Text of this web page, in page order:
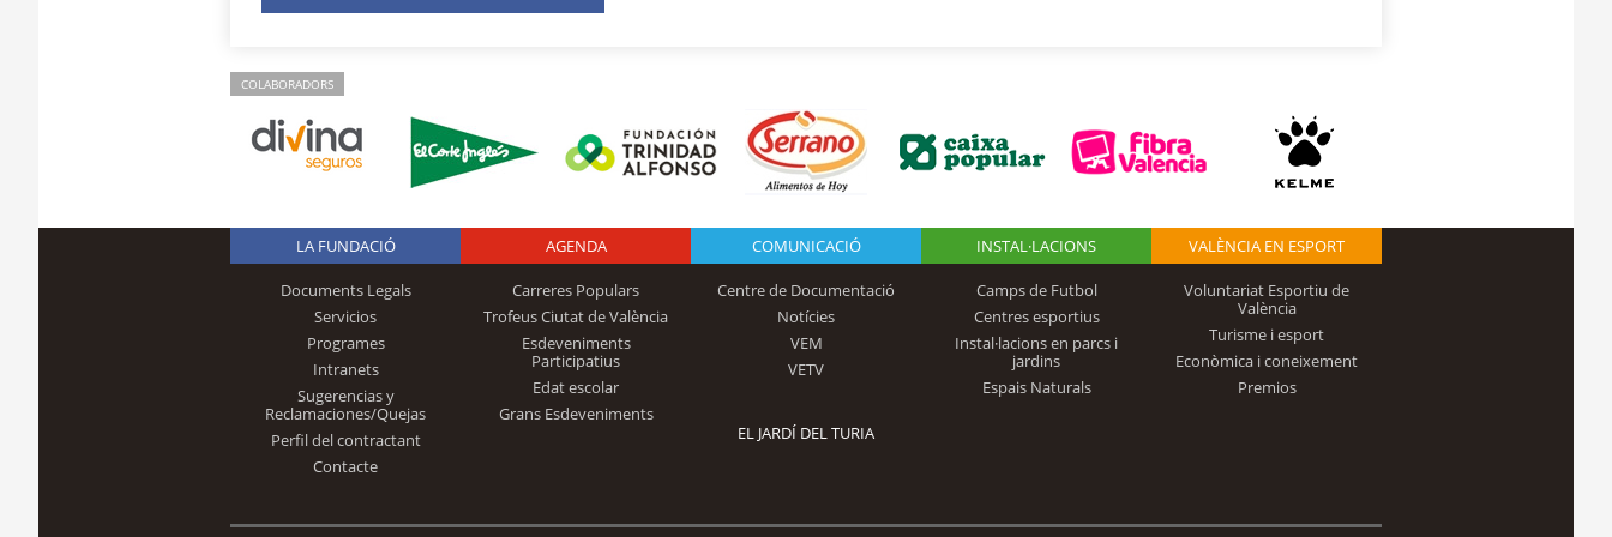
COLABORADORS
Logo Fundación
Trinidad Alfonso
LA FUNDACIÓ
Documents Legals
Servicios
Programes
Intranets
Sugerencias y
Reclamaciones/Quejas
Perfil del contractant
Contacte
AGENDA
Carreres Populars
Trofeus Ciutat de València
Esdeveniments
Participatius
Edat escolar
Grans Esdeveniments
COMUNICACIÓ
Centre de Documentació
Notícies
VEM
VETV
INSTAL·LACIONS
Camps de Futbol
Centres esportius
Instal·lacions en parcs i
jardins
Espais Naturals
VALÈNCIA EN ESPORT
Voluntariat Esportiu de
València
Turisme i esport
Econòmica i coneixement
Premios
EL JARDÍ DEL TURIA